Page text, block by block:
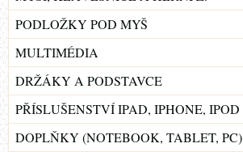
PODLOŽKY POD MYŠ
MULTIMÉDIA
DRŽÁKY A PODSTAVCE
PŘÍSLUŠENSTVÍ IPAD, IPHONE, IPOD
DOPLŇKY (NOTEBOOK, TABLET, PC)